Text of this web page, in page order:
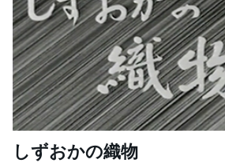
しずおかの織物